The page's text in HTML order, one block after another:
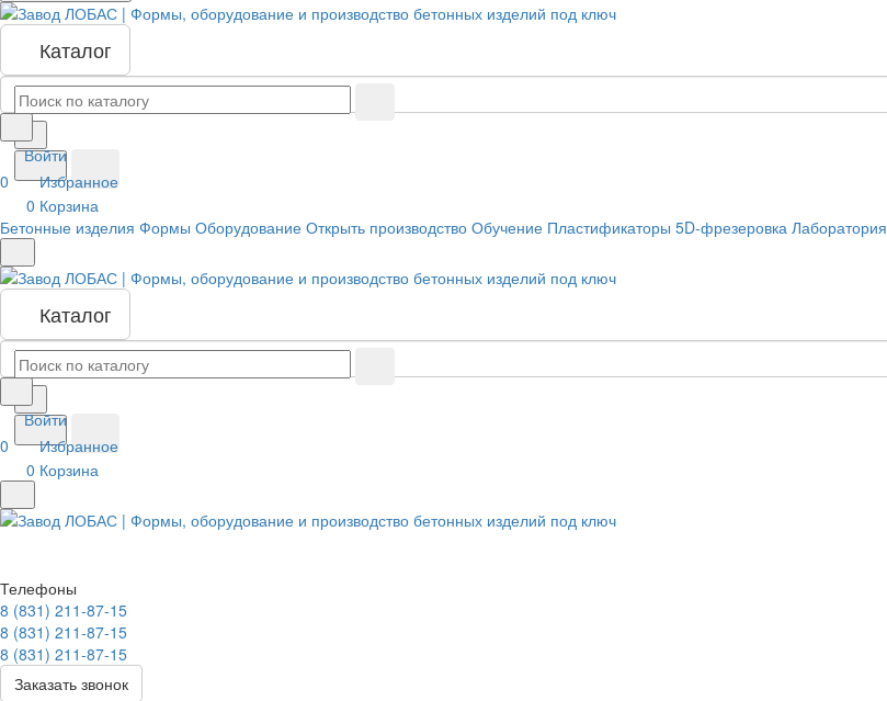
Каталог
Войти
0
Избранное
0 Корзина
Бетонные изделия Формы Оборудование Открыть производство Обучение Пластификаторы 5D-фрезеровка Лаборатория
Каталог
Войти
0
Избранное
0 Корзина
Телефоны
8 (831) 211-87-15
8 (831) 211-87-15
8 (831) 211-87-15
Заказать звонок